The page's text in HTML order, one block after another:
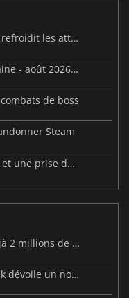
Steam Frame : une fuite sur le prix refroidit les attentes VR
Sorties de jeux vidéo de cette semaine - août 2026 (semaine 32)
de boss
Steam
Des cartes de logiciels malveillants et une prise de contrôle de Discord ont touché Meccha Chameleon
Resident Evil: Veronica dépasse déjà 2 millions de wishlists
Beast of Reincarnation : Game Freak dévoile un nouveau pari